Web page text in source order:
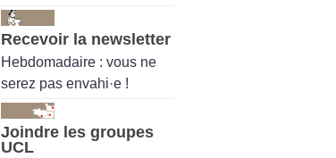
Recevoir la newsletter
Hebdomadaire : vous ne
serez pas envahi·e !
Joindre les groupes
UCL